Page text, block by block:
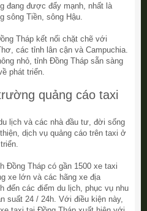
đang được đẩy mạnh, nhất là
sông Tiền, sông Hậu.
Tháp kết nối chặt chẽ với
các tỉnh lân cận và Campuchia.
nhỏ, tỉnh Đồng Tháp sẵn sàng
phát triển.
quảng cáo taxi
lịch và các nhà đầu tư, đời sống
dịch vụ quảng cáo trên taxi ở
Đồng Tháp có gần 1500 xe taxi
xe lớn và các hãng xe địa
đến các điểm du lịch, phục vụ nhu
suất 24 / 24h. Với điều kiện này,